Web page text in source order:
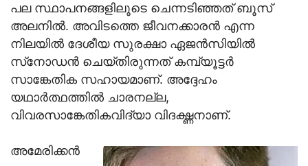
പല സ്ഥാപനങ്ങളിലൂടെ ചെന്നടിഞ്ഞത് ബൂസ്
അലനില്‍. അവിടത്തെ ജീവനക്കാരന്‍ എന്ന
നിലയില്‍ ദേശീയ സുരക്ഷാ ഏജന്‍സിയില്‍
സ്‌നോഡന്‍ ചെയ്തിരുന്നത് കമ്പ്യൂട്ടര്‍
സാങ്കേതിക സഹായമാണ്. അദ്ദേഹം
യഥാര്‍ത്ഥത്തില്‍ ചാരനല്ല,
വിവരസാങ്കേതികവിദ്യാ വിദഗ്ദ്ധനാണ്.
അമേരിക്കന്‍